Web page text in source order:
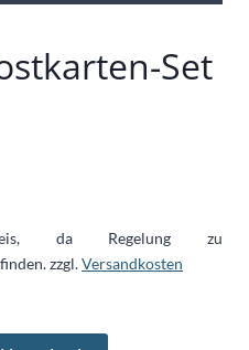
Set
da Regelung zu
zzgl.Versandkosten